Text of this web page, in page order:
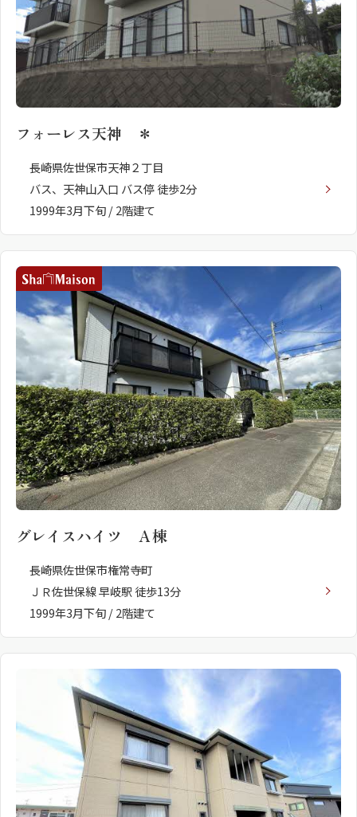
フォーレス天神 ＊
長崎県佐世保市天神２丁目
バス、天神山入口 バス停 徒歩2分
1999年3月下旬 / 2階建て
グレイスハイツ Ａ棟
長崎県佐世保市権常寺町
ＪＲ佐世保線 早岐駅 徒歩13分
1999年3月下旬 / 2階建て